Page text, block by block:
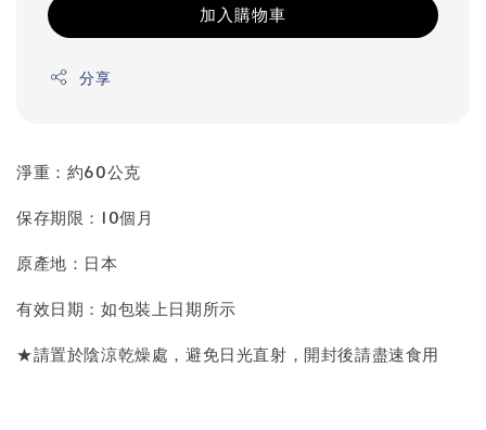
加入購物車
分享
淨重：約60公克
保存期限：10個月
原產地：日本
有效日期：如包裝上日期所示
★請置於陰涼乾燥處，避免日光直射，開封後請盡速食用